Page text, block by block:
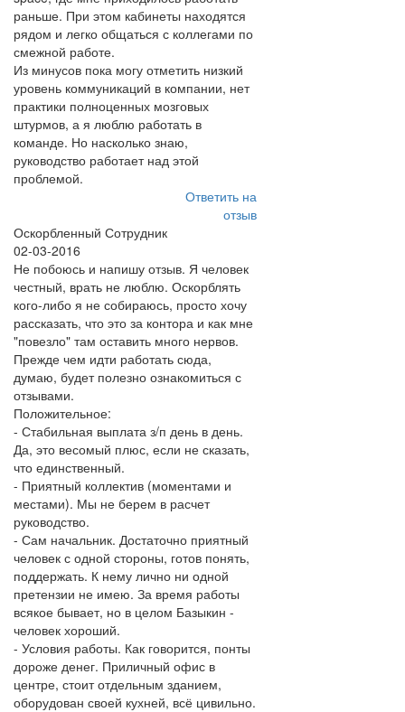
раньше. При этом кабинеты находятся
рядом и легко общаться с коллегами по
смежной работе.
Из минусов пока могу отметить низкий
уровень коммуникаций в компании, нет
практики полноценных мозговых
штурмов, а я люблю работать в
команде. Но насколько знаю,
руководство работает над этой
проблемой.
Ответить на
отзыв
Оскорбленный Сотрудник
02-03-2016
Не побоюсь и напишу отзыв. Я человек
честный, врать не люблю. Оскорблять
кого-либо я не собираюсь, просто хочу
рассказать, что это за контора и как мне
"повезло" там оставить много нервов.
Прежде чем идти работать сюда,
думаю, будет полезно ознакомиться с
отзывами.
Положительное:
- Стабильная выплата з/п день в день.
Да, это весомый плюс, если не сказать,
что единственный.
- Приятный коллектив (моментами и
местами). Мы не берем в расчет
руководство.
- Сам начальник. Достаточно приятный
человек с одной стороны, готов понять,
поддержать. К нему лично ни одной
претензии не имею. За время работы
всякое бывает, но в целом Базыкин -
человек хороший.
- Условия работы. Как говорится, понты
дороже денег. Приличный офис в
центре, стоит отдельным зданием,
оборудован своей кухней, всё цивильно.